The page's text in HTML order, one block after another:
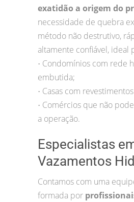
exatidão a origem do
necessidade de quebra
método não destrutivo,
altamente confiável, ideal
• Condomínios com rede
embutida;
• Casas com
• Comércios que não
a operação.
Especialistas
Vazamentos
Contamos com uma
formada por